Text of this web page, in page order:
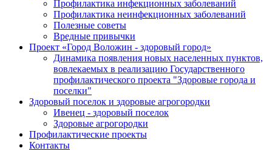
Профилактика инфекционных заболеваний
Профилактика неинфекционных заболеваний
Полезные советы
Вредные привычки
Проект «Город Воложин - здоровый город»
Динамика появления новых населенных пунктов,
вовлекаемых в реализацию Государственного
профилактического проекта "Здоровые города и
поселки"
Здоровый поселок и здоровые агрогородки
Ивенец - здоровый поселок
Здоровые агрогородки
Профилактические проекты
Контакты